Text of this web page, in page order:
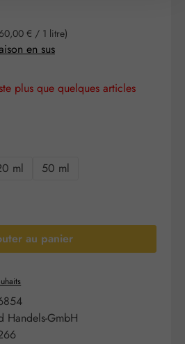
€ / 1 litre)
en sus
plus que quelques articles
ml 50 ml
: Entrez la quantité
au panier
Handels-GmbH